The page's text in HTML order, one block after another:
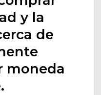
y la
de
moneda